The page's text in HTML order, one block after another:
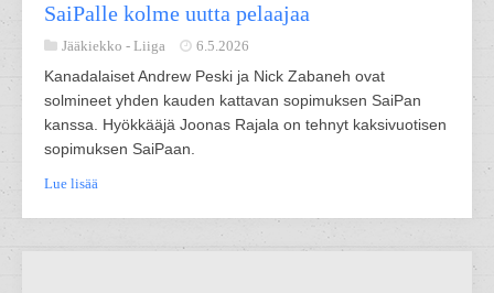
SaiPalle kolme uutta pelaajaa
Jääkiekko - Liiga 6.5.2026
Kanadalaiset Andrew Peski ja Nick Zabaneh ovat
solmineet yhden kauden kattavan sopimuksen SaiPan
kanssa. Hyökkääjä Joonas Rajala on tehnyt kaksivuotisen
sopimuksen SaiPaan.
Lue lisää